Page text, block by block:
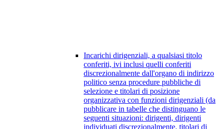
Incarichi dirigenziali, a qualsiasi titolo
conferiti, ivi inclusi quelli conferiti
discrezionalmente dall'organo di indirizzo
politico senza procedure pubbliche di
selezione e titolari di posizione
organizzativa con funzioni dirigenziali (da
pubblicare in tabelle che distinguano le
seguenti situazioni: dirigenti, dirigenti
individuati discrezionalmente, titolari di